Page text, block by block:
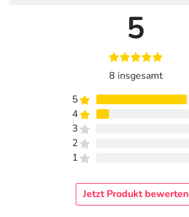
5
8 insgesamt
5
4
3
2
1
Jetzt Produkt bewerten